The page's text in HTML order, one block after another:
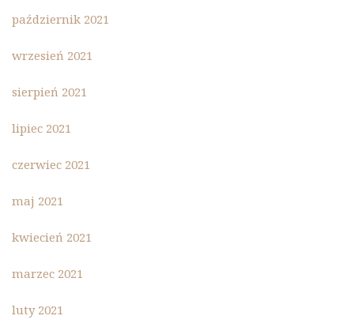
październik 2021
wrzesień 2021
sierpień 2021
lipiec 2021
czerwiec 2021
maj 2021
kwiecień 2021
marzec 2021
luty 2021